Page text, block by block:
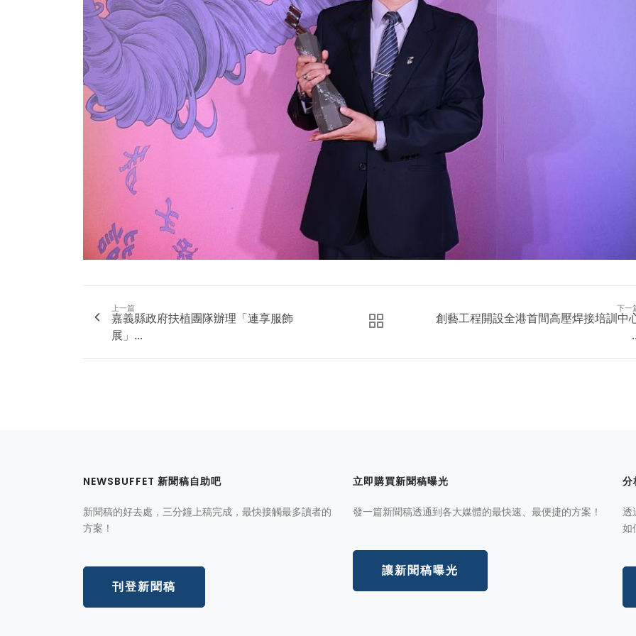
上一篇
嘉義縣政府扶植團隊辦理「連享服飾
展」...
下一
創藝工程開設全港首間高壓焊接培訓中
NEWSBUFFET 新聞稿自助吧
新聞稿的好去處，三分鐘上稿完成，最快接觸最多讀者的
方案！
刊登新聞稿
立即購買新聞稿曝光
發一篇新聞稿透通到各大媒體的最快速、最便捷的方案！
讓新聞稿曝光
分
透
如